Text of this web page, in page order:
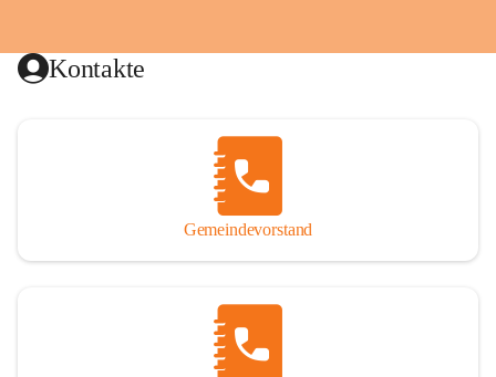
Kontakte
Gemeindevorstand